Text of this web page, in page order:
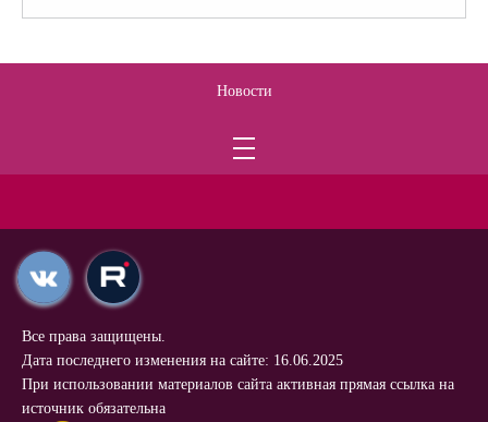
Новости
Все права защищены.
Дата последнего изменения на сайте: 16.06.2025
При использовании материалов сайта активная прямая ссылка на
источник обязательна